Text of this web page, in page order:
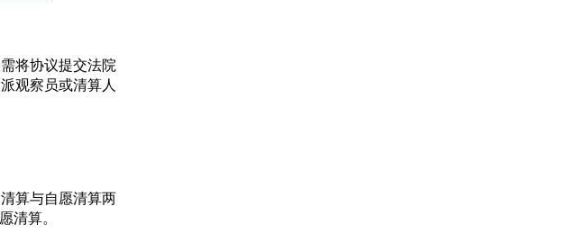
将协议提交法院
观察员或清算人
算与自愿清算两
清算。